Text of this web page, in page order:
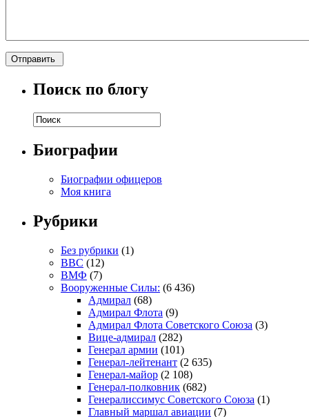
Поиск по блогу
Биографии
Биографии офицеров
Моя книга
Рубрики
Без рубрики (1)
ВВС (12)
ВМФ (7)
Вооруженные Силы: (6 436)
Адмирал (68)
Адмирал Флота (9)
Адмирал Флота Советского Союза (3)
Вице-адмирал (282)
Генерал армии (101)
Генерал-лейтенант (2 635)
Генерал-майор (2 108)
Генерал-полковник (682)
Генералиссимус Советского Союза (1)
Главный маршал авиации (7)